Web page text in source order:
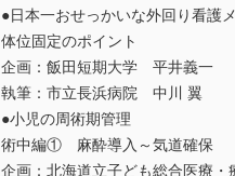
●日本一おせっかいな外回り看護
体位固定のポイント
企画：飯田短期大学 平井義一
執筆：市立長浜病院 中川 翼
●小児の周術期管理
術中編① 麻酔導入～気道確保
企画：北海道立子ども総合医療